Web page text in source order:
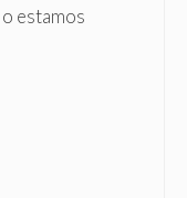
estamos